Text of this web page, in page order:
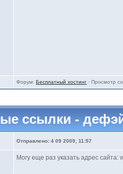
Форум: Бесплатный хостинг · Просмотр
ссылки -
Отправлено: 4 09 2009, 11:57
Могу еще раз указать адрес сайта: